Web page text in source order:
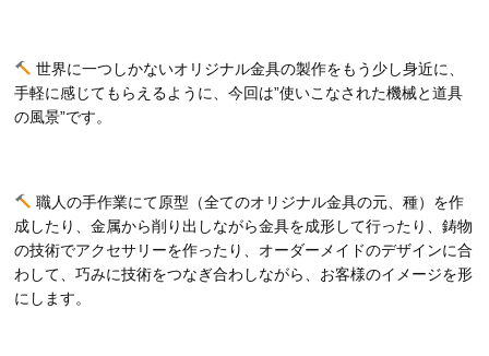
世界に一つしかないオリジナル金具の製作をもう少し身近に、
手軽に感じてもらえるように、今回は”使いこなされた機械と道具
の風景”です。
職人の手作業にて原型（全てのオリジナル金具の元、種）を作
成したり、金属から削り出しながら金具を成形して行ったり、鋳物
の技術でアクセサリーを作ったり、オーダーメイドのデザインに合
わして、巧みに技術をつなぎ合わしながら、お客様のイメージを形
にします。